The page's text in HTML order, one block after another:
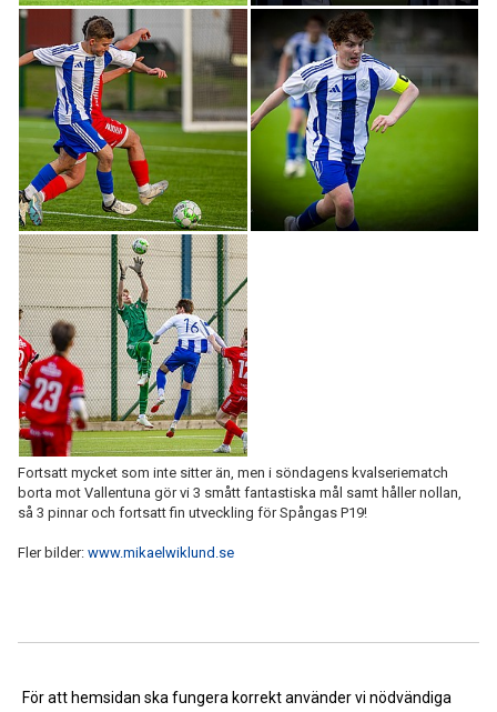
Fortsatt mycket som inte sitter än, men i söndagens kvalseriematch
borta mot Vallentuna gör vi 3 smått fantastiska mål samt håller nollan,
så 3 pinnar och fortsatt fin utveckling för Spångas P19!
Fler bilder: www.mikaelwiklund.se
<< Tillbaka
För att hemsidan ska fungera korrekt använder vi nödvändiga